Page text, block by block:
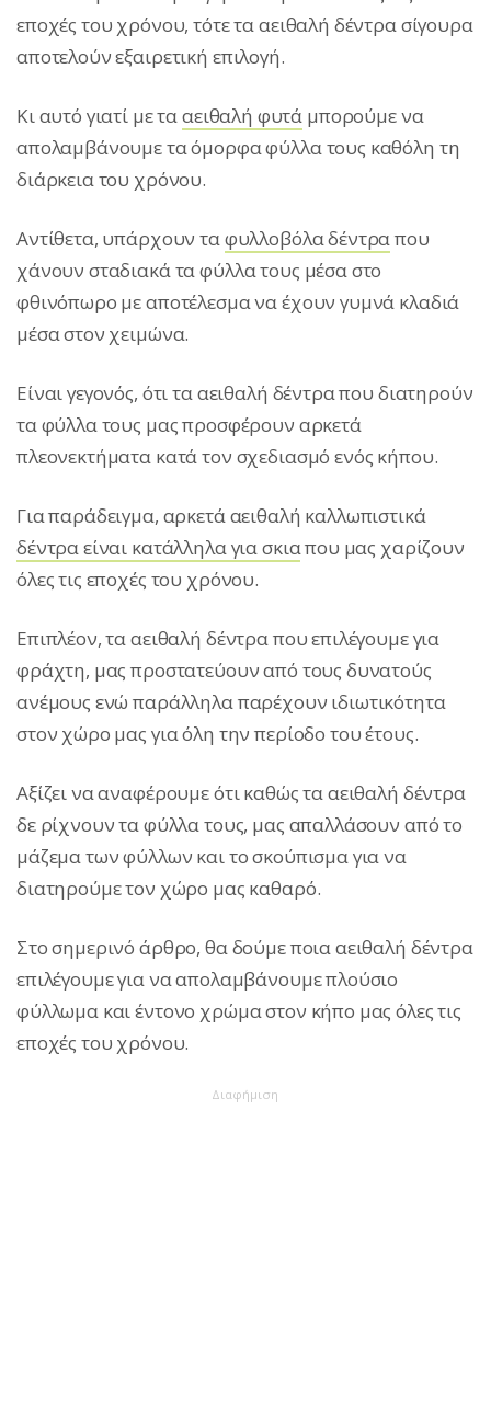
εποχές του χρόνου, τότε τα αειθαλή δέντρα σίγουρα
αποτελούν εξαιρετική επιλογή.
Κι αυτό γιατί με τααειθαλή φυτά μπορούμε να
απολαμβάνουμε τα όμορφα φύλλα τους καθόλη τη
διάρκεια του χρόνου.
Αντίθετα, υπάρχουν ταφυλλοβόλα δέντραπου
χάνουν σταδιακά τα φύλλα τους μέσα στο
φθινόπωρο με αποτέλεσμα να έχουν γυμνά κλαδιά
μέσα στον χειμώνα.
Είναι γεγονός, ότι τα αειθαλή δέντρα που διατηρούν
τα φύλλα τους μας προσφέρουν αρκετά
πλεονεκτήματα κατά τον σχεδιασμό ενός κήπου.
Για παράδειγμα, αρκετά αειθαλή καλλωπιστικά
δέντρα είναι κατάλληλα για σκιαπου μας χαρίζουν
όλες τις εποχές του χρόνου.
Επιπλέον, τα αειθαλή δέντρα που επιλέγουμε για
φράχτη, μας προστατεύουν από τους δυνατούς
ανέμους ενώ παράλληλα παρέχουν ιδιωτικότητα
στον χώρο μας για όλη την περίοδο του έτους.
Αξίζει να αναφέρουμε ότι καθώς τα αειθαλή δέντρα
δε ρίχνουν τα φύλλα τους, μας απαλλάσουν από το
μάζεμα των φύλλων και το σκούπισμα για να
διατηρούμε τον χώρο μας καθαρό.
Στο σημερινό άρθρο, θα δούμε ποια αειθαλή δέντρα
επιλέγουμε για να απολαμβάνουμε πλούσιο
φύλλωμα και έντονο χρώμα στον κήπο μας όλες τις
εποχές του χρόνου.
Διαφήμιση